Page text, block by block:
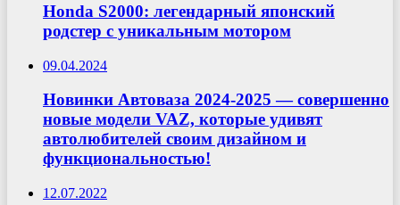
Honda S2000: легендарный японский
родстер с уникальным мотором
09.04.2024
Новинки Автоваза 2024-2025 — совершенно
новые модели VAZ, которые удивят
автолюбителей своим дизайном и
функциональностью!
12.07.2022